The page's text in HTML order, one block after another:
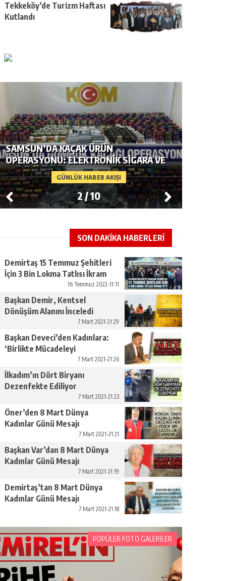
Tekkeköy’de Turizm Haftası
Kutlandı
GÜNLÜK HABER AKIŞI
SAMSUN’DA UYUŞTURUCU
OPERASYONU: 4 ŞÜPHELIYE ADLI İŞLEM
3/10
SON DAKİKA HABERLERİ
Demirtaş 15 Temmuz Şehitleri
İçin 3 Bin Lokma Tatlısı İkram
16 Temmuz 2022-11:11
Başkan Demir, Kentsel
Dönüşüm Alanını İnceledi
7 Mart 2021-21:29
Başkan Deveci’den Kadınlara:
‘Birlikte Mücadeleyi
7 Mart 2021-21:26
İlkadım’ın Dört Biryanı
Dezenfekte Ediliyor
7 Mart 2021-21:23
Öner’den 8 Mart Dünya
Kadınlar Günü Mesajı
7 Mart 2021-21:21
Başkan Var’dan 8 Mart Dünya
Kadınlar Günü Mesajı
7 Mart 2021-21:19
Demirtaş’tan 8 Mart Dünya
Kadınlar Günü Mesajı
7 Mart 2021-21:18
POPÜLER FOTO GALERİLER